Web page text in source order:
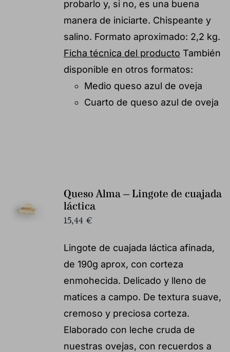
probarlo y, si no, es una buena
manera de iniciarte. Chispeante y
salino. Formato aproximado: 2,2 kg.
Ficha técnica del producto También
disponible en otros formatos:
Medio queso azul de oveja
Cuarto de queso azul de oveja
Queso Alma – Lingote de cuajada
láctica
15,44 €
Lingote de cuajada láctica afinada,
de 190g aprox, con corteza
enmohecida. Delicado y lleno de
matices a campo. De textura suave,
cremoso y preciosa corteza.
Elaborado con leche cruda de
nuestras ovejas, con recuerdos a